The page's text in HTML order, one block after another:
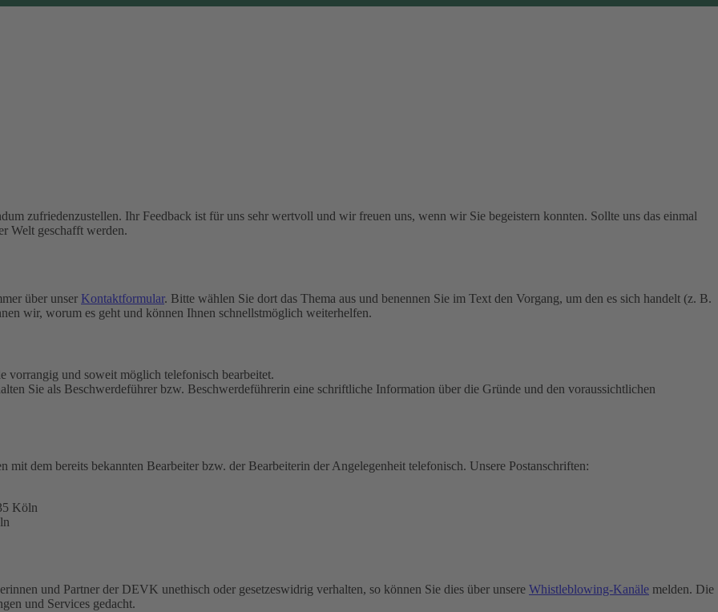
zufriedenzustellen. Ihr Feedback ist für uns sehr wertvoll und wir freuen uns, wenn wir Sie begeistern konnten. Sollte uns das einmal
Welt geschafft werden.
über unser Kontaktformular. Bitte wählen Sie dort das Thema aus und benennen Sie im Text den Vorgang, um den es sich handelt (z. B.
wir, worum es geht und können Ihnen schnellstmöglich weiterhelfen.
vorrangig und soweit möglich telefonisch bearbeitet.
Sie als Beschwerdeführer bzw. Beschwerdeführerin eine schriftliche Information über die Gründe und den voraussichtlichen
mit dem bereits bekannten Bearbeiter bzw. der Bearbeiterin der Angelegenheit telefonisch. Unsere Postanschriften:
Köln
und Partner der DEVK unethisch oder gesetzeswidrig verhalten, so können Sie dies über unsere Whistleblowing-Kanäle melden. Die
und Services gedacht.